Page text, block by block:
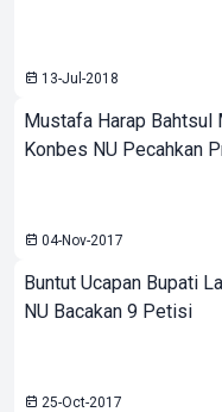
13-Jul-2018
Mustafa Harap Bahtsul
Konbes NU Pecahkan
04-Nov-2017
Buntut Ucapan Bupati
NU Bacakan 9 Petisi
25-Oct-2017